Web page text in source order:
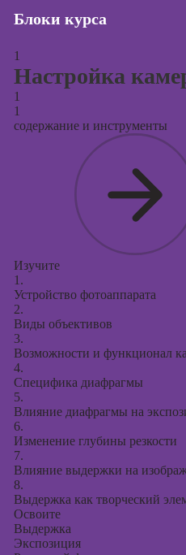
Блоки курса
1
Настройка
1
1
содержание и инструменты
Изучите
1.
Устройство фотоаппарата
2.
Виды объективов
3.
Возможности и функционал
4.
Специфика диафрагмы
5.
Влияние диафрагмы на
6.
Изменение глубины резкости
7.
Влияние выдержки на
8.
Выдержка как творческий
Освоите
Выдержка
Экспозиция